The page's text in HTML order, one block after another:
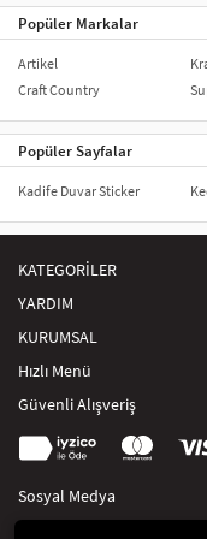
Popüler Markalar
Artikel
Craft Country
Popüler Sayfalar
Kadife Duvar Sticker
KATEGORİLER
YARDIM
KURUMSAL
Hızlı Menü
Güvenli Alışveriş
Sosyal Medya